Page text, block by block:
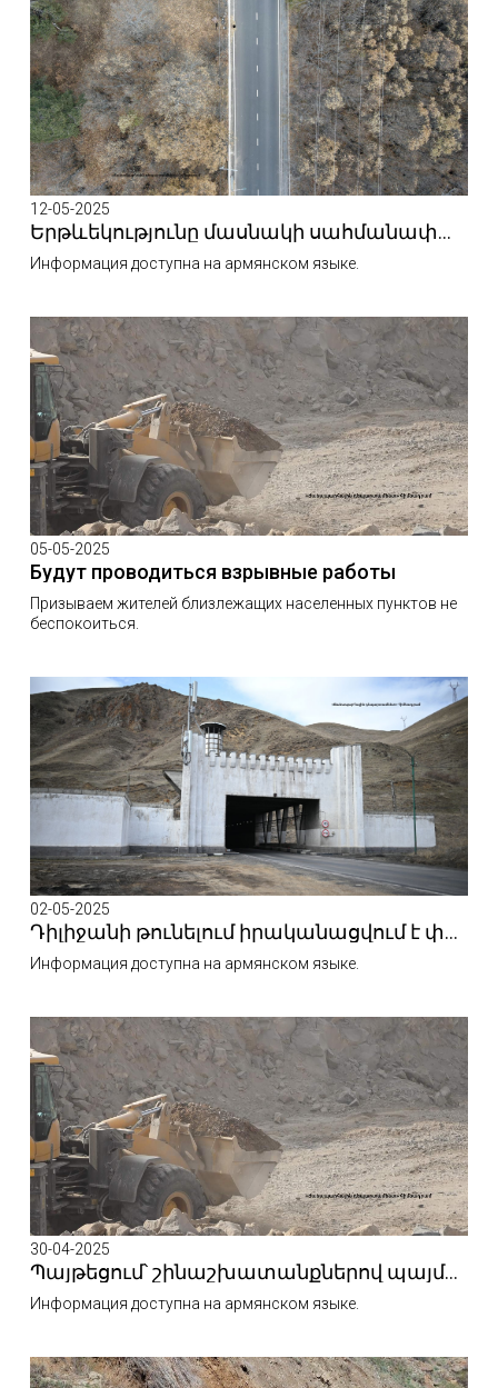
12-05-2025
Երթևեկությունը մասնակի սահմանափակվելու է
Информация доступна на армянском языке.
05-05-2025
Будут проводиться взрывные работы
Призываем жителей близлежащих населенных пунктов не
беспокоиться.
02-05-2025
Դիլիջանի թունելում իրականացվում է փոսային նորոգում
Информация доступна на армянском языке.
30-04-2025
Պայթեցում՝ շինաշխատանքներով պայմանավորված
Информация доступна на армянском языке.